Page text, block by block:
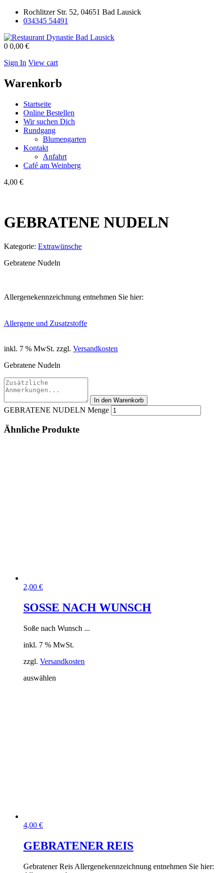
Rochlitzer Str. 52, 04651 Bad Lausick
034345 54491
0 0,00 €
Sign In View cart
Warenkorb
Startseite
Online Bestellen
Wir suchen Dich
Rundgang
Blumengarten
Kontakt
Anfahrt
Café am Weinberg
4,00 €
GEBRATENE NUDELN
Kategorie: Extrawünsche
Gebratene Nudeln
Allergenekennzeichnung entnehmen Sie hier:
Allergene und Zusatzstoffe
inkl. 7 % MwSt. zzgl. Versandkosten
Gebratene Nudeln
In den Warenkorb
GEBRATENE NUDELN Menge
Ähnliche Produkte
2,00 €
SOSSE NACH WUNSCH
Soße nach Wunsch ...
inkl. 7 % MwSt.
zzgl. Versandkosten
auswählen
4,00 €
GEBRATENER REIS
Gebratener Reis Allergenekennzeichnung entnehmen Sie hier: